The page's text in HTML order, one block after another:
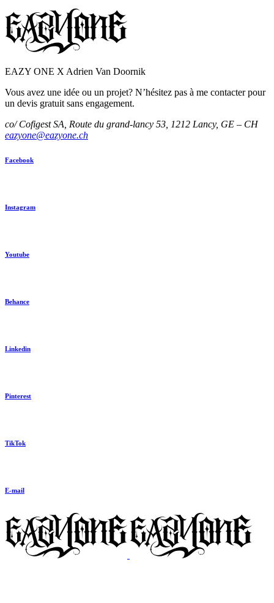
EAZY ONE X Adrien Van Doornik
Vous avez une idée ou un projet? N’hésitez pas à me contacter pour
un devis gratuit sans engagement.
co/ Cofigest SA, Route du grand-lancy 53, 1212 Lancy, GE – CH
eazyone@eazyone.ch
Facebook
Instagram
Youtube
Behance
Linkedin
Pinterest
TikTok
E-mail